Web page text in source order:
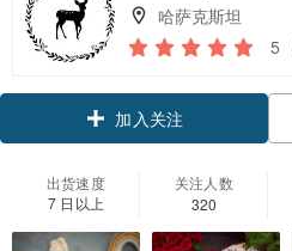
哈萨克斯坦
5
加入关注
出货速度
7 日以上
关注人数
320